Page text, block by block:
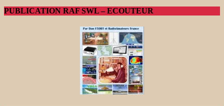
PUBLICATION RAF SWL – ECOUTEUR